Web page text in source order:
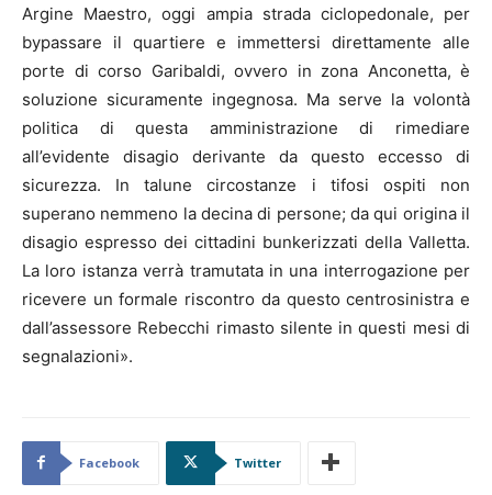
Argine Maestro, oggi ampia strada ciclopedonale, per
bypassare il quartiere e immettersi direttamente alle
porte di corso Garibaldi, ovvero in zona Anconetta, è
soluzione sicuramente ingegnosa. Ma serve la volontà
politica di questa amministrazione di rimediare
all’evidente disagio derivante da questo eccesso di
sicurezza. In talune circostanze i tifosi ospiti non
superano nemmeno la decina di persone; da qui origina il
disagio espresso dei cittadini bunkerizzati della Valletta.
La loro istanza verrà tramutata in una interrogazione per
ricevere un formale riscontro da questo centrosinistra e
dall’assessore Rebecchi rimasto silente in questi mesi di
segnalazioni».
Facebook Twitter